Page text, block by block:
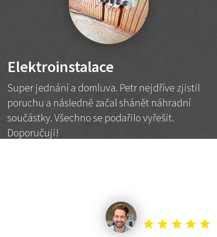
Elektroinstalace
Super jednání a domluva. Petr nejdříve zjistil
poruchu a následně začal shánět náhradní
součástky. Všechno se podařilo vyřešit.
Doporučuji!